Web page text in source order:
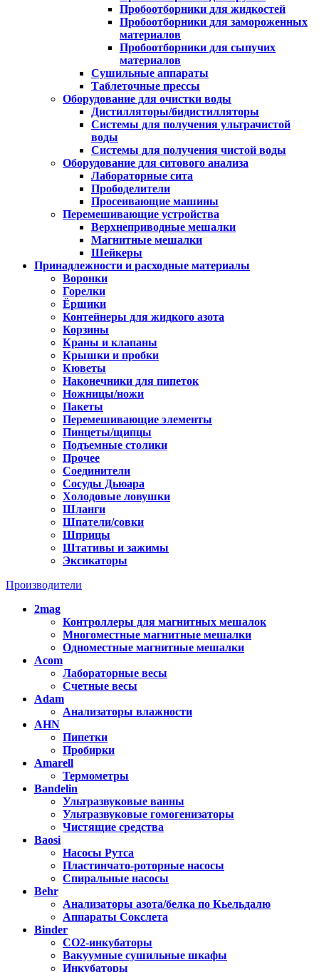
Пробоотборники для жидкостей
Пробоотборники для замороженных
материалов
Пробоотборники для сыпучих
материалов
Сушильные аппараты
Таблеточные прессы
Оборудование для очистки воды
Дистилляторы/бидистилляторы
Системы для получения ультрачистой
воды
Системы для получения чистой воды
Оборудование для ситового анализа
Лабораторные сита
Прободелители
Просеивающие машины
Перемешивающие устройства
Верхнеприводные мешалки
Магнитные мешалки
Шейкеры
Принадлежности и расходные материалы
Воронки
Горелки
Ёршики
Контейнеры для жидкого азота
Корзины
Краны и клапаны
Крышки и пробки
Кюветы
Наконечники для пипеток
Ножницы/ножи
Пакеты
Перемешивающие элементы
Пинцеты/щипцы
Подъемные столики
Прочее
Соединители
Сосуды Дьюара
Холодовые ловушки
Шланги
Шпатели/совки
Шприцы
Штативы и зажимы
Эксикаторы
Производители
2mag
Контроллеры для магнитных мешалок
Многоместные магнитные мешалки
Одноместные магнитные мешалки
Acom
Лабораторные весы
Счетные весы
Adam
Анализаторы влажности
AHN
Пипетки
Пробирки
Amarell
Термометры
Bandelin
Ультразвуковые ванны
Ультразвуковые гомогенизаторы
Чистящие средства
Baosi
Насосы Рутса
Пластинчато-роторные насосы
Спиральные насосы
Behr
Анализаторы азота/белка по Кьельдалю
Аппараты Сокслета
Binder
CO2-инкубаторы
Вакуумные сушильные шкафы
Инкубаторы